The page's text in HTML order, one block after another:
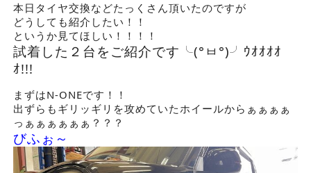
本日タイヤ交換などたっくさん頂いたのですが
どうしても紹介したい！！
というか見てほしい！！！！
試着した２台をご紹介です╰(°ㅂ°)╯ｳｵｵｵｵ
ｵ!!!
まずはN-ONEです！！
出ずらもギリッギリを攻めていたホイールからぁぁぁぁ
っぁぁぁぁぁぁ？？？
びふぉ～